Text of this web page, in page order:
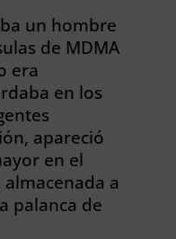
un hombre
de MDMA
era
en los
apareció
en el
a
palanca de